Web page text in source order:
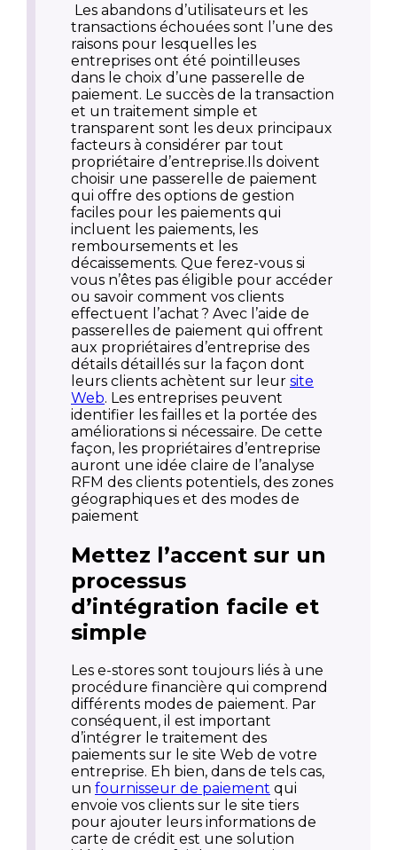
Les abandons d’utilisateurs et les
transactions échouées sont l’une des
raisons pour lesquelles les
entreprises ont été pointilleuses
dans le choix d’une passerelle de
paiement. Le succès de la transaction
et un traitement simple et
transparent sont les deux principaux
facteurs à considérer par tout
propriétaire d’entreprise.Ils doivent
choisir une passerelle de paiement
qui offre des options de gestion
faciles pour les paiements qui
incluent les paiements, les
remboursements et les
décaissements. Que ferez-vous si
vous n’êtes pas éligible pour accéder
ou savoir comment vos clients
effectuent l’achat ? Avec l’aide de
passerelles de paiement qui offrent
aux propriétaires d’entreprise des
détails détaillés sur la façon dont
leurs clients achètent sur leur site
Web. Les entreprises peuvent
identifier les failles et la portée des
améliorations si nécessaire. De cette
façon, les propriétaires d’entreprise
auront une idée claire de l’analyse
RFM des clients potentiels, des zones
géographiques et des modes de
paiement
Mettez l’accent sur un
processus
d’intégration facile et
simple
Les e-stores sont toujours liés à une
procédure financière qui comprend
différents modes de paiement. Par
conséquent, il est important
d’intégrer le traitement des
paiements sur le site Web de votre
entreprise. Eh bien, dans de tels cas,
un fournisseur de paiement qui
envoie vos clients sur le site tiers
pour ajouter leurs informations de
carte de crédit est une solution